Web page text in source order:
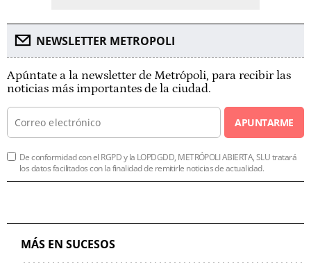
NEWSLETTER METROPOLI
Apúntate a la newsletter de Metrópoli, para recibir las
noticias más importantes de la ciudad.
APUNTARME
De conformidad con el RGPD y la LOPDGDD, METRÓPOLI ABIERTA, SLU tratará
los datos facilitados con la finalidad de remitirle noticias de actualidad.
MÁS EN SUCESOS